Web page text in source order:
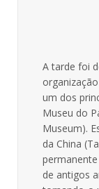
A tarde foi
um dos
Museu do
Museum).
da China
de antigos